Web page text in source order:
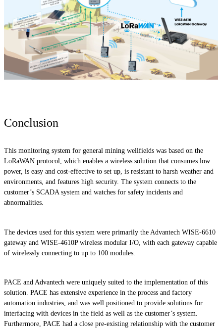
Conclusion
This monitoring system for general mining wellfields was based on the
LoRaWAN protocol, which enables a wireless solution that consumes low
power, is easy and cost-effective to set up, is resistant to harsh weather and
environments, and features high security. The system connects to the
customer’s SCADA system and watches for safety incidents and
abnormalities.
The devices used for this system were primarily the Advantech WISE-6610
gateway and WISE-4610P wireless modular I/O, with each gateway capable
of wirelessly connecting to up to 100 modules.
PACE and Advantech were uniquely suited to the implementation of this
solution. PACE has extensive experience in the process and factory
automation industries, and was well positioned to provide solutions for
interfacing with devices in the field as well as the customer’s system.
Furthermore, PACE had a close pre-existing relationship with the customer